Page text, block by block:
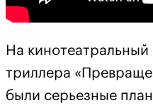
На
триллера
были серьезные